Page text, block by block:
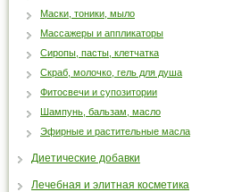
Маски, тоники, мыло
Массажеры и аппликаторы
Сиропы, пасты, клетчатка
Скраб, молочко, гель для душа
Фитосвечи и супозитории
Шампунь, бальзам, масло
Эфирные и растительные масла
Диетические добавки
Лечебная и элитная косметика